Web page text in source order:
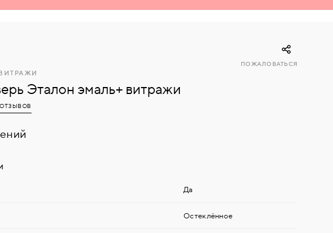
Эталон эмаль+ витражи
ПОЖАЛОВАТЬСЯ
Да
Остеклённое